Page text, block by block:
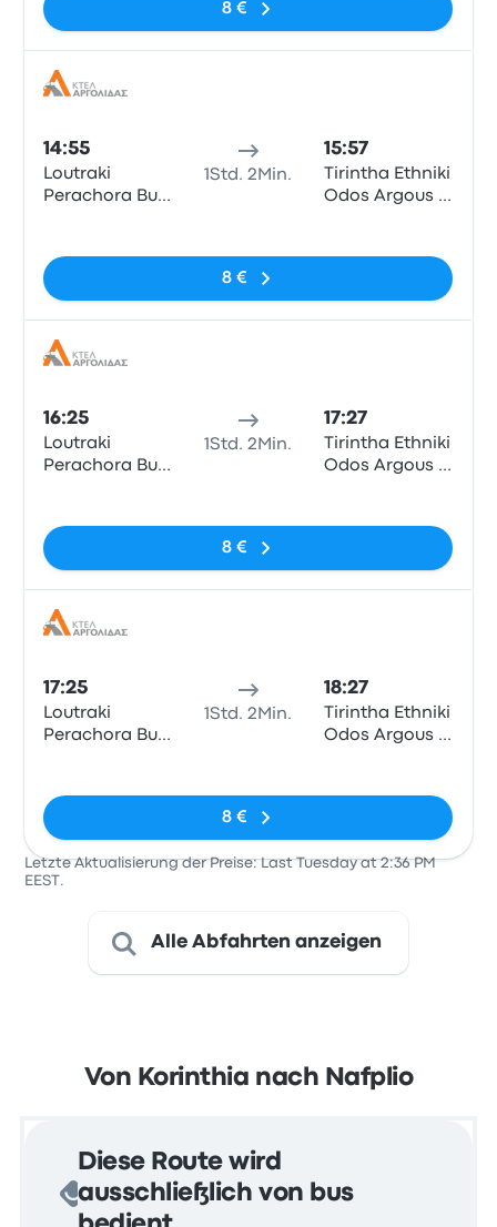
8 €
14:55
Loutraki
Perachora Bus
1Std. 2Min.
15:57
Tirintha Ethniki
Odos Argous -
8 €
16:25
Loutraki
Perachora Bus
1Std. 2Min.
17:27
Tirintha Ethniki
Odos Argous -
8 €
17:25
Loutraki
Perachora Bus
1Std. 2Min.
18:27
Tirintha Ethniki
Odos Argous -
8 €
Letzte Aktualisierung der Preise: Last Tuesday at 2:36 PM
EEST.
Alle Abfahrten anzeigen
Von Korinthia nach Nafplio
Diese Route wird
ausschließlich von bus